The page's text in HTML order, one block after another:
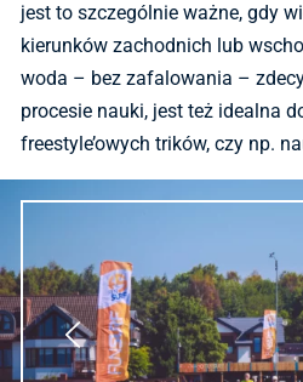
jest to szczególnie ważne, gdy
kierunków zachodnich lub
woda – bez zafalowania –
procesie nauki, jest też idealna
freestyle’owych trików, czy np.